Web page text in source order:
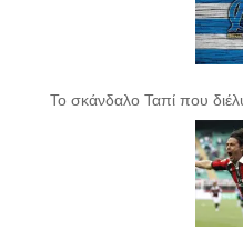
Το σκάνδαλο Ταπί που